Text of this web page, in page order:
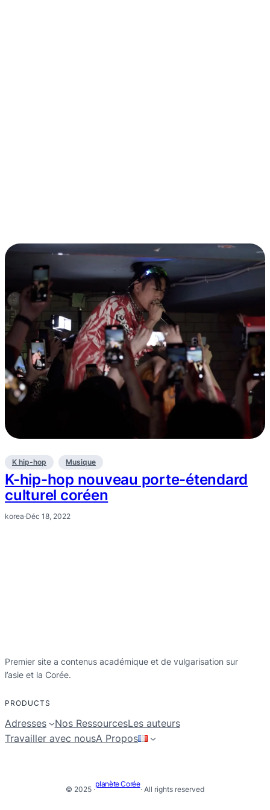
K hip-hop Musique
K-hip-hop nouveau porte-étendard
culturel coréen
korea·Déc 18, 2022
Premier site a contenus académique et de vulgarisation sur
l’asie et la Corée.
PRODUCTS
Adresses Nos RessourcesLes auteurs
Travailler avec nousA Propos
© 2025 ·
planète Corée
· All rights reserved